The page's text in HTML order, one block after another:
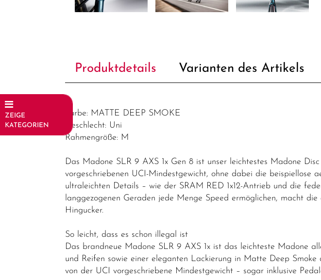
ZEIGE
KATEGORIEN
Elektrofahrräder
Jugendfahrräder
Produktdetails Varianten des Artikels
Farbe: MATTE DEEP SMOKE
Geschlecht: Uni
Rahmengröße: M
Das Madone SLR 9 AXS 1x Gen 8 ist unser leichtestes Madone
vorgeschriebenen UCI-Mindestgewicht, ohne dabei die beispiellose
ultraleichten Details – wie der SRAM RED 1x12-Antrieb und die
langgezogenen Geraden jede Menge Speed ermöglichen, macht
Hingucker.
So leicht, dass es schon illegal ist
Das brandneue Madone SLR 9 AXS 1x ist das leichteste Madone
und Reifen sowie einer eleganten Lackierung in Matte Deep
von der UCI vorgeschriebene Mindestgewicht – sogar inklusive